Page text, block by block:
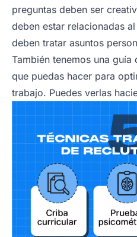
preguntas deben ser
deben estar relacionadas
deben tratar asuntos
También tenemos una
que puedas hacer para
trabajo. Puedes verlas